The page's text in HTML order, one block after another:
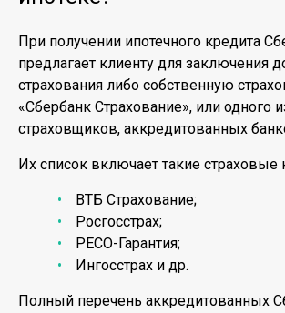
При получении ипотечного кредита
предлагает клиенту для заключения
страхования либо собственную
«Сбербанк Страхование», или одного
страховщиков, аккредитованных
Их список включает такие страховые
ВТБ Страхование;
Росгосстрах;
РЕСО-Гарантия;
Ингосстрах и др.
Полный перечень аккредитованных